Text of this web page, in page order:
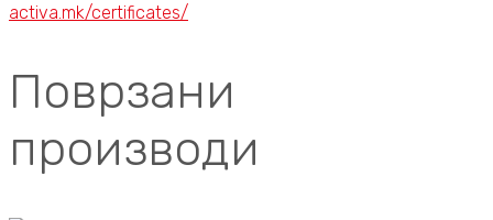
activa.mk/certificates/
Поврзани
производи